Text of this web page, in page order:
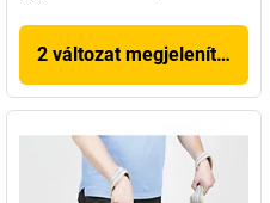
2 változat megjelenítése